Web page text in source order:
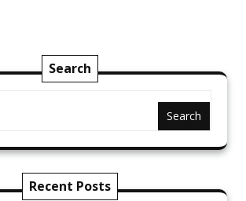
Search
Search
Recent Posts